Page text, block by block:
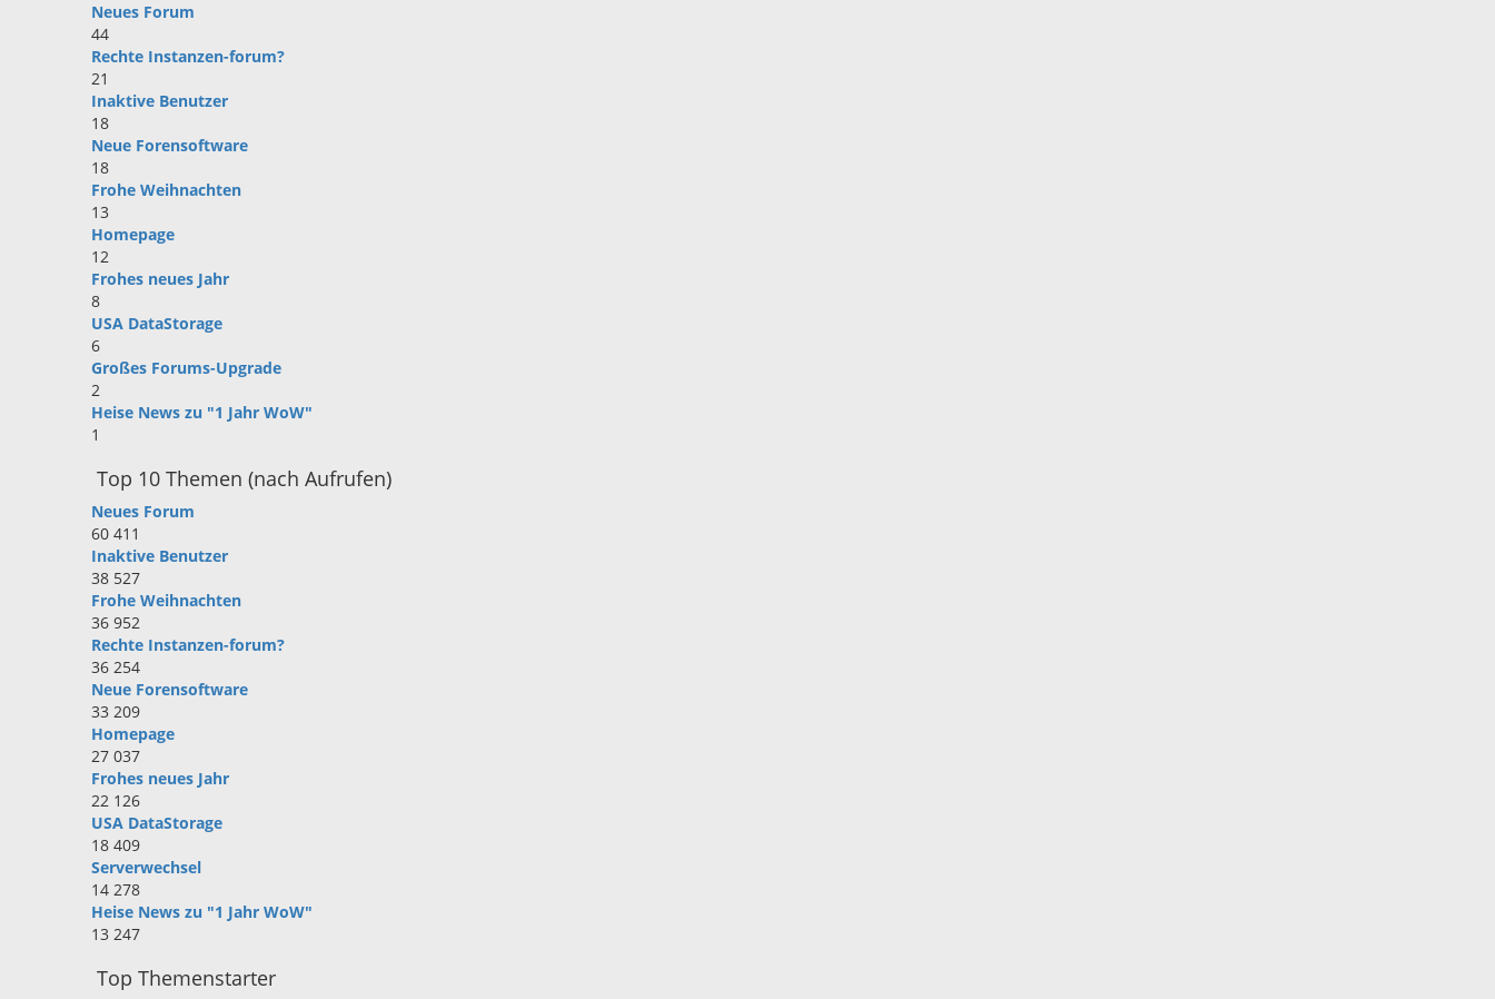
Neues Forum
44
Rechte Instanzen-forum?
21
Inaktive Benutzer
18
Neue Forensoftware
18
Frohe Weihnachten
13
Homepage
12
Frohes neues Jahr
8
USA DataStorage
6
Großes Forums-Upgrade
2
Heise News zu "1 Jahr WoW"
1
Top 10 Themen (nach Aufrufen)
Neues Forum
60 411
Inaktive Benutzer
38 527
Frohe Weihnachten
36 952
Rechte Instanzen-forum?
36 254
Neue Forensoftware
33 209
Homepage
27 037
Frohes neues Jahr
22 126
USA DataStorage
18 409
Serverwechsel
14 278
Heise News zu "1 Jahr WoW"
13 247
Top Themenstarter